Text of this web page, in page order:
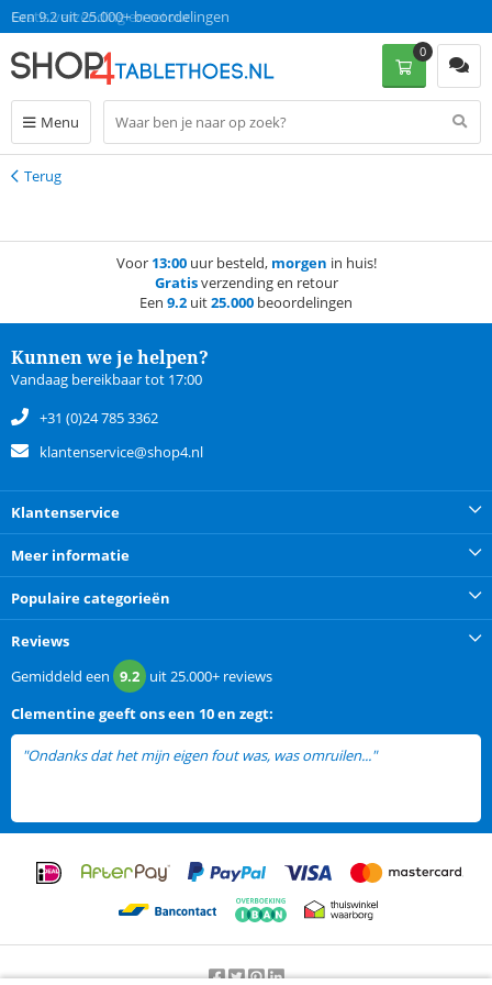
Gratis verzending en retour
Een 9.2 uit 25.000+ beoordelingen
Menu
0
Terug
Terug
Voor 13:00uur besteld, morgen in huis!
Gratisverzending en retour
Een 9.2 uit25.000 beoordelingen
Kunnen we je helpen?
Vandaag bereikbaar tot 17:00
+31 (0)24 785 3362
klantenservice@shop4.nl
Klantenservice
Meer informatie
Populaire categorieën
Reviews
Gemiddeld een 9.2 uit25.000+ reviews
Clementinegeeft ons een 10 en zegt:
"Ondanks dat het mijn eigen fout was, was omruilen..."